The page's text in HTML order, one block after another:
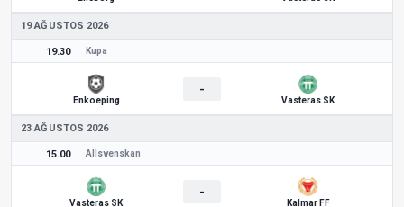
19 AĞUSTOS 2026
19.30 Kupa
Enkoeping
-
Vasteras SK
23 AĞUSTOS 2026
15.00 Allsvenskan
Vasteras SK
-
Kalmar FF